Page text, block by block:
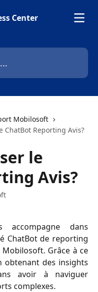
Mobilosoft
ChatBot Reporting Avis?
le
Avis?
dans
ChatBot de reporting
Grâce à ce
obtenant des insights
avoir à naviguer
complexes.